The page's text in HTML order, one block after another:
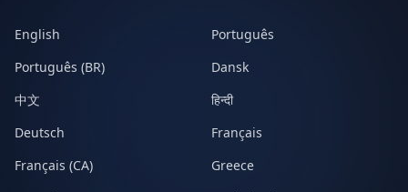
English
Português
Português (BR)
Dansk
中文
हिन्दी
Deutsch
Français
Français (CA)
Greece